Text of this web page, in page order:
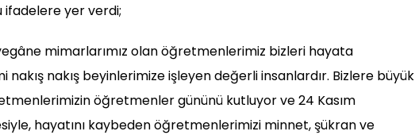
ifadelere yer verdi;
mimarlarımız olan öğretmenlerimiz bizleri hayata
nakış nakış beyinlerimize işleyen değerli insanlardır. Bizlere büyük
öğretmenler gününü kutluyor ve 24 Kasım
hayatını kaybeden öğretmenlerimizi minnet, şükran ve